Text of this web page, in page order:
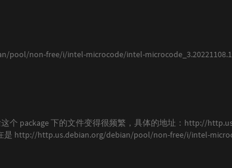
pool/non-free/i/intel-microcode/intel-
个 package 下的文件变得很频繁，具体的地址：http://
http://http.us.debian.org/debian/pool/non-free/i/intel-